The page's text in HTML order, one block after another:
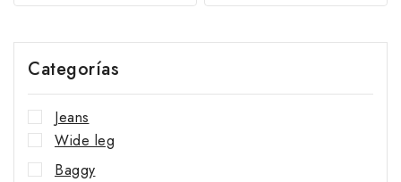
Categorías
Jeans
Wide leg
Baggy